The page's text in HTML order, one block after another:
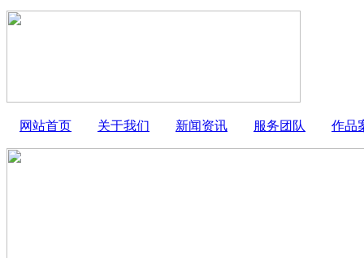
网站首页 关于我们 新闻资讯 服务团队 作品